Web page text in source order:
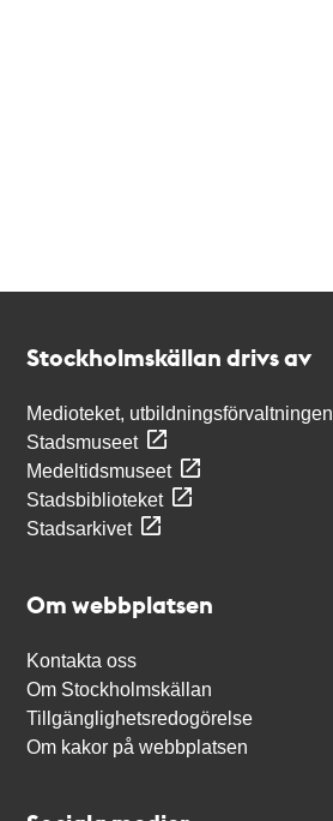
Stockholmskällan drivs av
Medioteket, utbildningsförvaltningen
Stadsmuseet
Medeltidsmuseet
Stadsbiblioteket
Stadsarkivet
Om webbplatsen
Kontakta oss
Om Stockholmskällan
Tillgänglighetsredogörelse
Om kakor på webbplatsen